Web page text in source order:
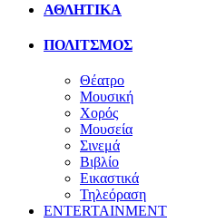
ΑΘΛΗΤΙΚΑ
ΠΟΛΙΤΣΜΟΣ
Θέατρο
Μουσική
Χορός
Μουσεία
Σινεμά
Βιβλίο
Εικαστικά
Τηλεόραση
ENTERTAINMENT